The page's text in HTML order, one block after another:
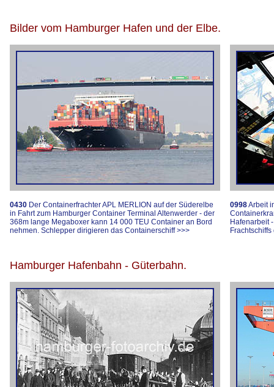
Bilder vom Hamburger Hafen und der Elbe.
0430 Der Containerfrachter APL MERLION auf der Süderelbe
in Fahrt zum Hamburger Container Terminal Altenwerder - der
368m lange Megaboxer kann 14 000 TEU Container an Bord
nehmen. Schlepper dirigieren das Containerschiff>>>
0998Arbeit
Hafenarbeit
Hamburger Hafenbahn - Güterbahn.